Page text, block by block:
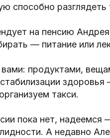
способно
на пенсию
— питание или
продуктами,
здоровья
такси.
пока нет,
А недавно